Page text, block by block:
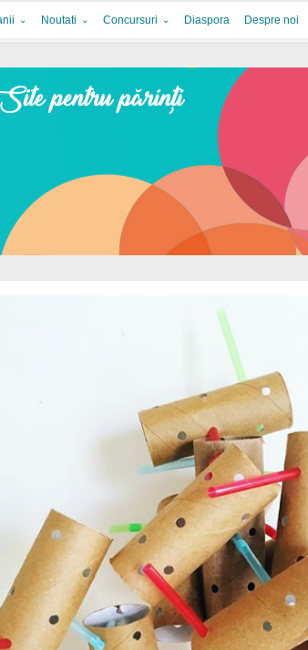
Noutati Concursuri Diaspora Despre noi